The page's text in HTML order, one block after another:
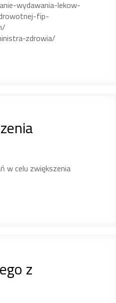
wydawania-lekow-
fip-
zdrowia/
w celu zwiększenia
z